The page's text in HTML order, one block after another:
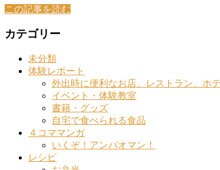
この記事を読む
カテゴリー
未分類
体験レポート
外出時に便利なお店、レストラン、ホ
イベント・体験教室
書籍・グッズ
自宅で食べられる食品
４コママンガ
いくぞ！アンパオマン！
レシピ